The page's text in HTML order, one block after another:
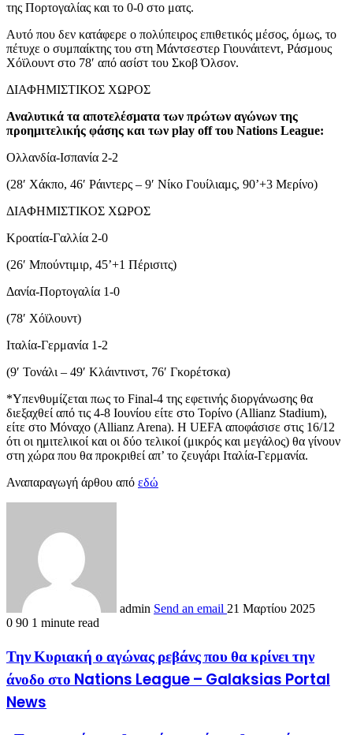
της Πορτογαλίας και το 0-0 στο ματς.
Αυτό που δεν κατάφερε ο πολύπειρος επιθετικός μέσος, όμως, το
πέτυχε ο συμπαίκτης του στη Μάντσεστερ Γιουνάιτεντ, Ράσμους
Χόϊλουντ στο 78′ από ασίστ του Σκοβ Όλσον.
ΔΙΑΦΗΜΙΣΤΙΚΟΣ ΧΩΡΟΣ
Αναλυτικά τα αποτελέσματα των πρώτων αγώνων της
προημιτελικής φάσης και των play off του Nations League:
Ολλανδία-Ισπανία 2-2
(28′ Χάκπο, 46′ Ράιντερς – 9′ Νίκο Γουίλιαμς, 90’+3 Μερίνο)
ΔΙΑΦΗΜΙΣΤΙΚΟΣ ΧΩΡΟΣ
Κροατία-Γαλλία 2-0
(26′ Μπούντιμιρ, 45’+1 Πέρισιτς)
Δανία-Πορτογαλία 1-0
(78′ Χόϊλουντ)
Ιταλία-Γερμανία 1-2
(9′ Τονάλι – 49′ Κλάιντινστ, 76′ Γκορέτσκα)
*Υπενθυμίζεται πως το Final-4 της εφετινής διοργάνωσης θα
διεξαχθεί από τις 4-8 Ιουνίου είτε στο Τορίνο (Allianz Stadium),
είτε στο Μόναχο (Allianz Arena). Η UEFA αποφάσισε στις 16/12
ότι οι ημιτελικοί και οι δύο τελικοί (μικρός και μεγάλος) θα γίνουν
στη χώρα που θα προκριθεί απ’ το ζευγάρι Ιταλία-Γερμανία.
Αναπαραγωγή άρθου από εδώ
admin Send an email 21 Μαρτίου 2025
0 90 1 minute read
Την Κυριακή ο αγώνας ρεβάνς που θα κρίνει την
άνοδο στο Nations League – Galaksias Portal
News